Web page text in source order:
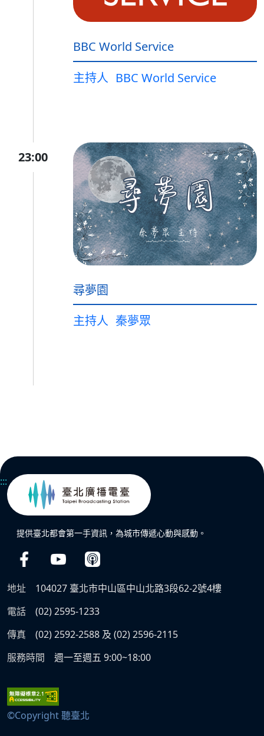
BBC World Service
主持人 BBC World Service
23:00
尋夢園
主持人 秦夢眾
:::
提供臺北都會第一手資訊，為城市傳遞心動與感動。
地址
104027 臺北市中山區中山北路3段62-2號4樓
電話
(02) 2595-1233
傳真
(02) 2592-2588 及 (02) 2596-2115
服務時間
週一至週五 9:00~18:00
©Copyright 聽臺北